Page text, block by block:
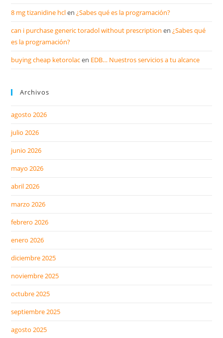
8 mg tizanidine hclen¿Sabes qué es la programación?
can i purchase generic toradol without prescription en¿Sabes qué
es la programación?
buying cheap ketorolacen EDB… Nuestros servicios a tu alcance
Archivos
agosto 2026
julio 2026
junio 2026
mayo 2026
abril 2026
marzo 2026
febrero 2026
enero 2026
diciembre 2025
noviembre 2025
octubre 2025
septiembre 2025
agosto 2025